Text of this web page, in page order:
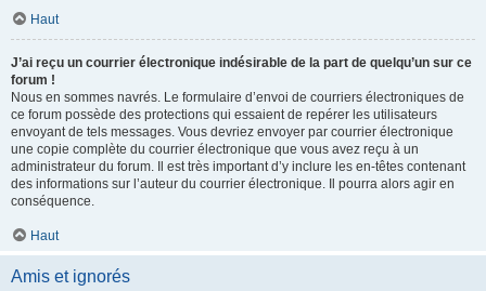
Haut
J’ai reçu un courrier électronique indésirable de la part de quelqu’un sur ce
forum !
Nous en sommes navrés. Le formulaire d’envoi de courriers électroniques de
ce forum possède des protections qui essaient de repérer les utilisateurs
envoyant de tels messages. Vous devriez envoyer par courrier électronique
une copie complète du courrier électronique que vous avez reçu à un
administrateur du forum. Il est très important d’y inclure les en-têtes contenant
des informations sur l’auteur du courrier électronique. Il pourra alors agir en
conséquence.
Haut
Amis et ignorés